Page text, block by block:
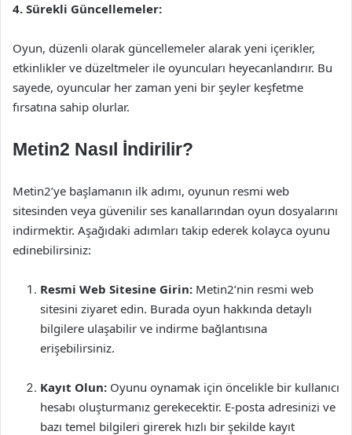
4. Sürekli Güncellemeler:
Oyun, düzenli olarak güncellemeler alarak yeni içerikler,
etkinlikler ve düzeltmeler ile oyuncuları heyecanlandırır. Bu
sayede, oyuncular her zaman yeni bir şeyler keşfetme
fırsatına sahip olurlar.
Metin2 Nasıl İndirilir?
Metin2’ye başlamanın ilk adımı, oyunun resmi web
sitesinden veya güvenilir ses kanallarından oyun dosyalarını
indirmektir. Aşağıdaki adımları takip ederek kolayca oyunu
edinebilirsiniz:
Resmi Web Sitesine Girin: Metin2’nin resmi web
sitesini ziyaret edin. Burada oyun hakkında detaylı
bilgilere ulaşabilir ve indirme bağlantısına
erişebilirsiniz.
Kayıt Olun: Oyunu oynamak için öncelikle bir kullanıcı
hesabı oluşturmanız gerekecektir. E-posta adresinizi ve
bazı temel bilgileri girerek hızlı bir şekilde kayıt